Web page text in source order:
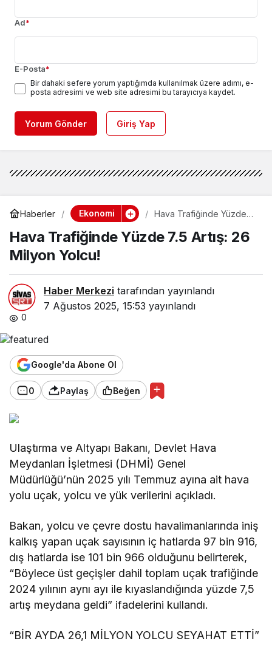
Ad*
E-Posta*
Bir dahaki sefere yorum yaptığımda kullanılmak üzere adımı, e-
posta adresimi ve web site adresimi bu tarayıcıya kaydet.
Yorum Gönder Giriş Yap
Haberler Ekonomi
Hava Trafiğinde Yüzde
Hava Trafiğinde Yüzde 7.5 Artış: 26
Milyon Yolcu!
Haber Merkezi tarafından yayınlandı
7 Ağustos 2025, 15:53 yayınlandı
0
Google'da Abone Ol
0 Paylaş Beğen
Ulaştırma ve Altyapı Bakanı, Devlet Hava
Meydanları İşletmesi (DHMİ) Genel
Müdürlüğü’nün 2025 yılı Temmuz ayına ait hava
yolu uçak, yolcu ve yük verilerini açıkladı.
Bakan, yolcu ve çevre dostu havalimanlarında iniş
kalkış yapan uçak sayısının iç hatlarda 97 bin 916,
dış hatlarda ise 101 bin 966 olduğunu belirterek,
“Böylece üst geçişler dahil toplam uçak trafiğinde
2024 yılının aynı ayı ile kıyaslandığında yüzde 7,5
artış meydana geldi” ifadelerini kullandı.
“BİR AYDA 26,1 MİLYON YOLCU SEYAHAT ETTİ”